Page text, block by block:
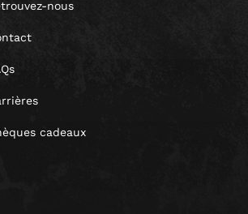
Urban Quest
Entreprises
Jeu à la
nous
cadeaux